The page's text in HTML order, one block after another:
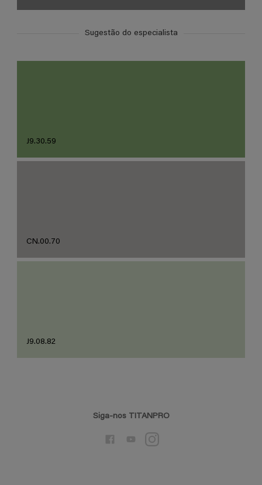
Sugestão do especialista
J9.30.59
CN.00.70
J9.08.82
Siga-nos TITANPRO